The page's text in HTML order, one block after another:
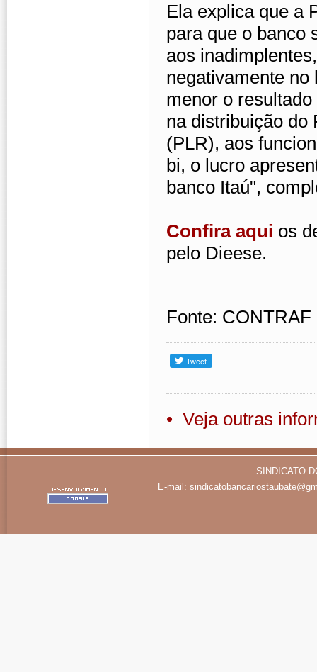
Ela explica que a
para que o banco
aos
negativamente no
menor o
na distribuição do
(PLR), aos
bi, o lucro
banco Itaú",
Confira aqui os
pelo Dieese.
Fonte: CONTRAF
• Veja outras
SINDICATO
E-mail: